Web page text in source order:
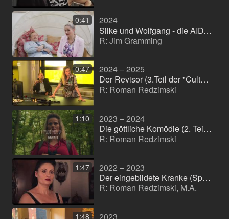
0:41
2024
Silke und Wolfgang - die AIDANS (Filme rund und auf der Aida) (Andere)
R: Jim Gramming
0:47
2024 – 2025
Der Revisor (3.Teil der "Culture Trilogy") (Kinofilm)
R: Roman Redzimski
1:10
2023 – 2024
Die göttliche Komödie (2. Teil der "Culture Trilogy") (Spielfilm)
R: Roman Redzimski
1:47
2022 – 2023
Der eingebildete Kranke (Spielfilm)
R: Roman Redzimski, M.A.
1:48